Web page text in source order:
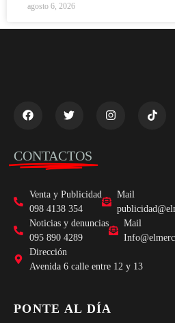
agosto 6, 2026
CONTACTOS
Venta y Publicidad
098 4138 354
Mail
Noticias y denuncias
095 890 4289
Mail
Dirección
Avenida 6 calle entre 12 y 13
PONTE AL DÍA